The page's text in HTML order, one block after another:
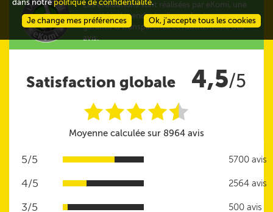
Les évaluations sont réalisées par eKomi, une
société indépendante d'avis clients qui
garantit la transparence et l'authenticité des
avis.
Satisfaction globale 4,5/5
iiiii
@
Moyenne calculée sur 8964 avis
5/5 5700 avis
4/5 2564 avis
3/5 500 avis
dans notrepolitique de confidentialité.
Ok, j’accepte tous les cookies
Je change mes préférences